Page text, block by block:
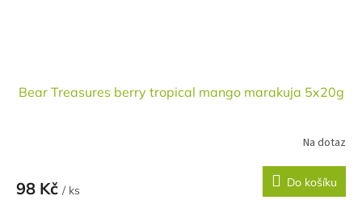
Bear Treasures berry tropical mango marakuja 5x20g
Na dotaz
98 Kč / ks
Do košíku